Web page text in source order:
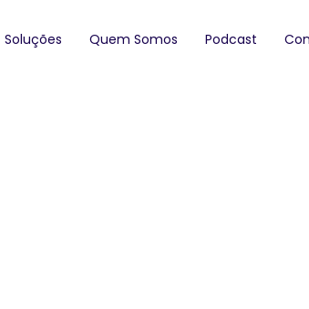
Soluções Quem Somos Podcast